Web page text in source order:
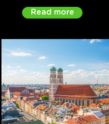
Read more